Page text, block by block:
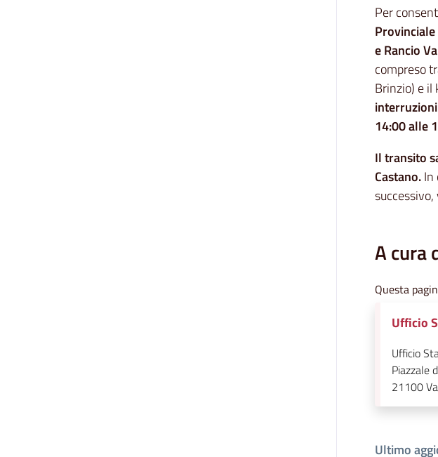
Per
e Rancio
compreso
Brinzio) e il
14:00 alle
Il transito
Castano.In
A cura
Questa
Ufficio
Ufficio
Piazzale
21100
Ultimo